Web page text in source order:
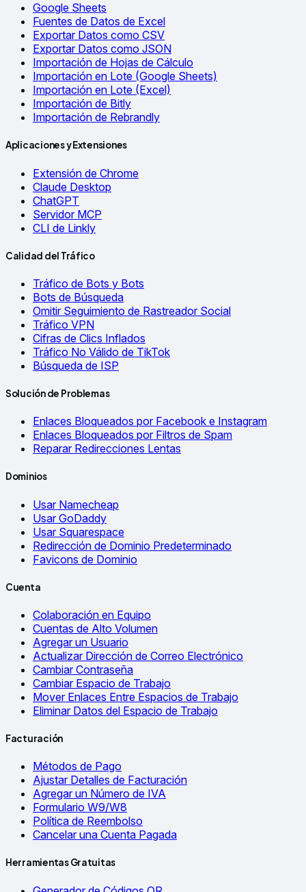
Google Sheets
Fuentes de Datos de Excel
Exportar Datos como CSV
Exportar Datos como JSON
Importación de Hojas de Cálculo
Importación en Lote (Google Sheets)
Importación en Lote (Excel)
Importación de Bitly
Importación de Rebrandly
Aplicaciones y Extensiones
Extensión de Chrome
Claude Desktop
ChatGPT
Servidor MCP
CLI de Linkly
Calidad del Tráfico
Tráfico de Bots y Bots
Bots de Búsqueda
Omitir Seguimiento de Rastreador Social
Tráfico VPN
Cifras de Clics Inflados
Tráfico No Válido de TikTok
Búsqueda de ISP
Solución de Problemas
Enlaces Bloqueados por Facebook e Instagram
Enlaces Bloqueados por Filtros de Spam
Reparar Redirecciones Lentas
Dominios
Usar Namecheap
Usar GoDaddy
Usar Squarespace
Redirección de Dominio Predeterminado
Favicons de Dominio
Cuenta
Colaboración en Equipo
Cuentas de Alto Volumen
Agregar un Usuario
Actualizar Dirección de Correo Electrónico
Cambiar Contraseña
Cambiar Espacio de Trabajo
Mover Enlaces Entre Espacios de Trabajo
Eliminar Datos del Espacio de Trabajo
Facturación
Métodos de Pago
Ajustar Detalles de Facturación
Agregar un Número de IVA
Formulario W9/W8
Política de Reembolso
Cancelar una Cuenta Pagada
Herramientas Gratuitas